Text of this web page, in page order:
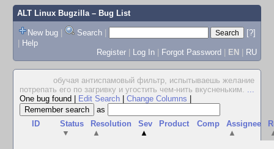
ALT Linux Bugzilla– Bug List
New bug | Search |
[?]
| Help
Register | Log In | Forgot Password | EN | RU
обучая антиспамовый фильтр, испытываешь желание
потрепать его по загривку и угостить чем-нить вкусненьким. ...
One bug found
Edit Search Change Columns
as
ID
Status
▼
Resolution
▲
Sev
▲
Product Comp
Assignee
▲